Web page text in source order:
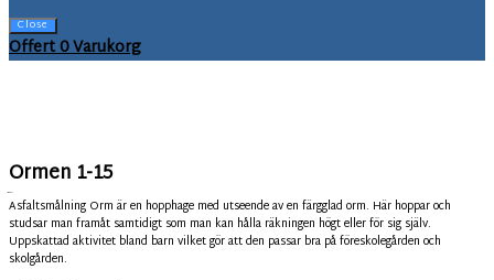
Close
Offert0Varukorg
Ormen 1-15
Asfaltsmålning Orm är en hopphage med utseende av en färgglad orm. Här hoppar och
studsar man framåt samtidigt som man kan hålla räkningen högt eller för sig själv.
Uppskattad aktivitet bland barn vilket gör att den passar bra på föreskolegården och
skolgården.